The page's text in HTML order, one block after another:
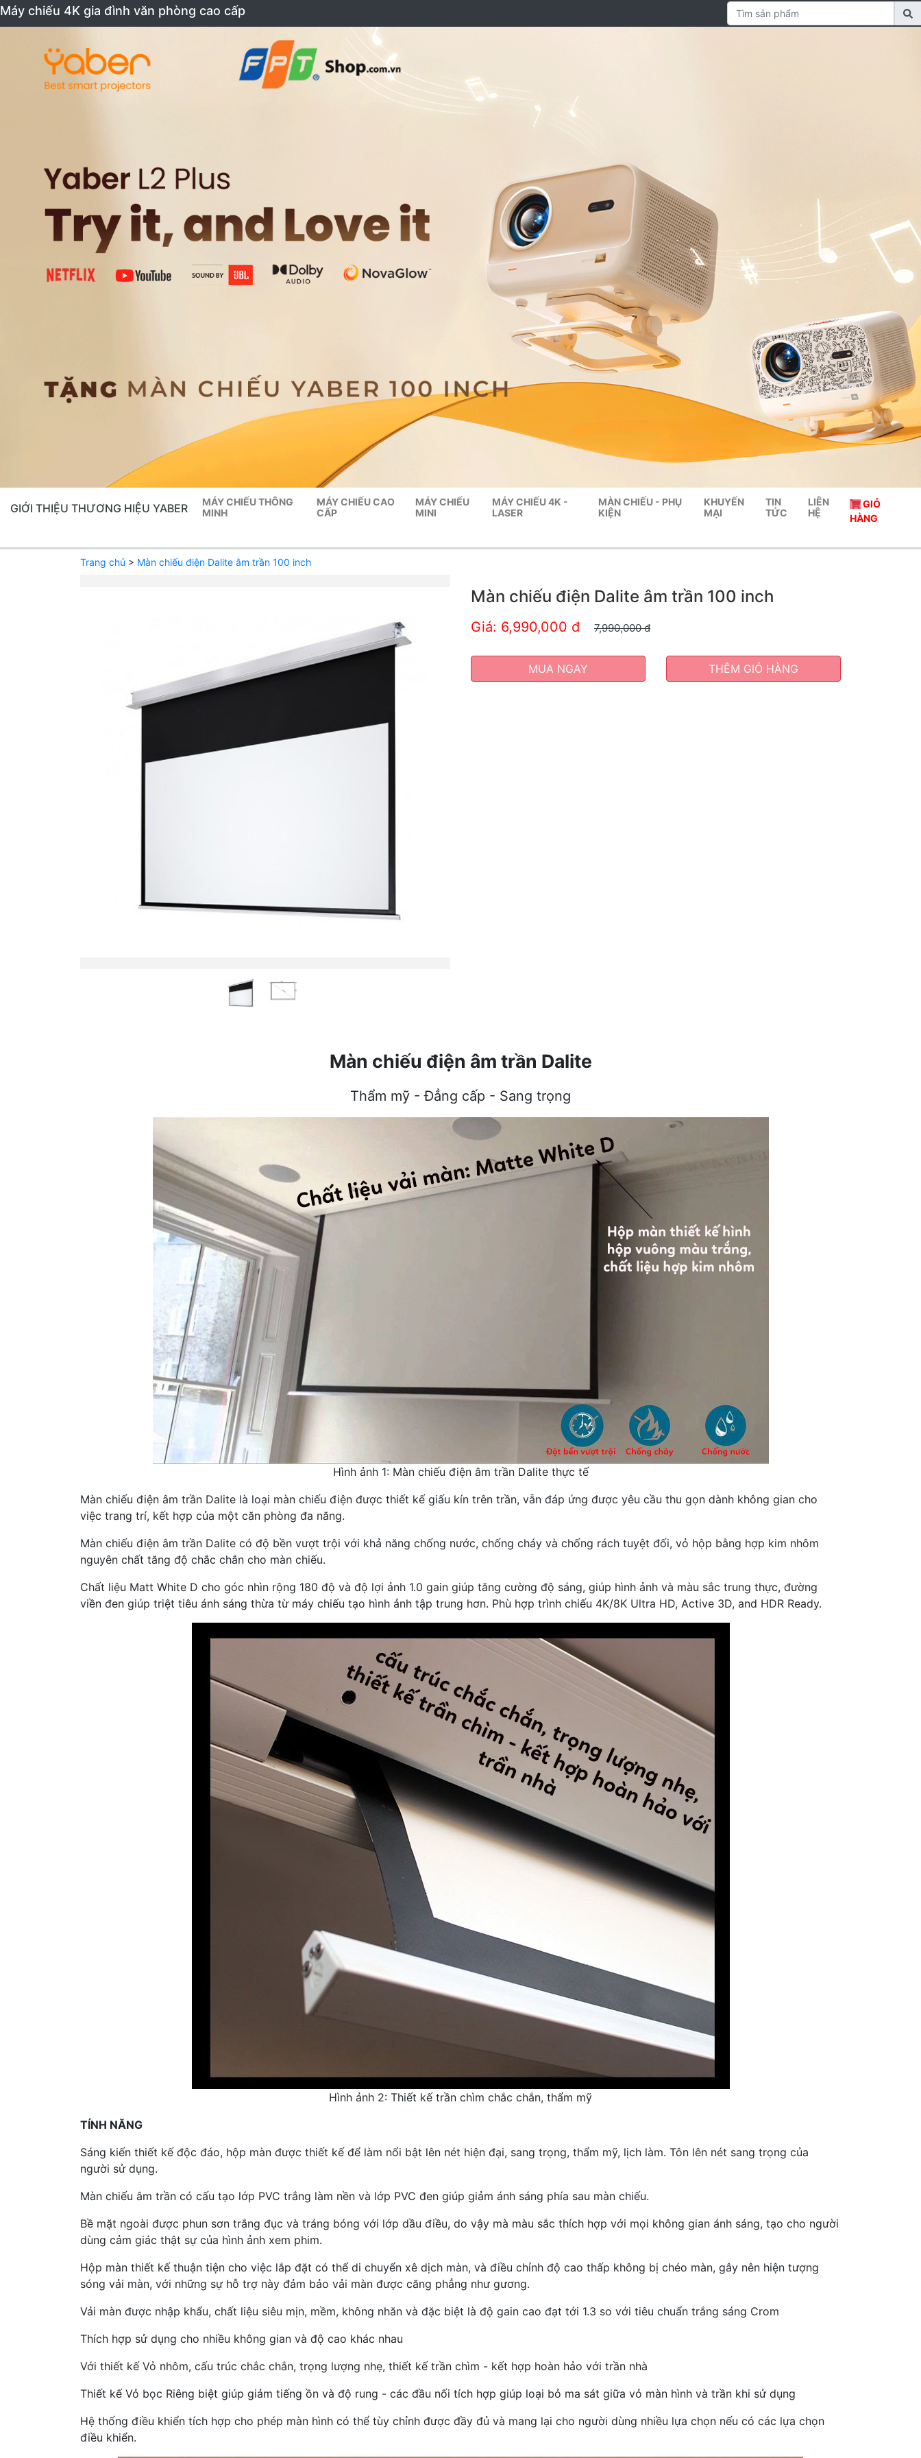
Máy chiếu 4K gia đình văn phòng cao cấp
GIỚI THIỆU THƯƠNG HIỆU YABER
MÁY CHIẾU THÔNG
MINH
MÁY CHIẾU CAO
CẤP
MÁY CHIẾU
MINI
MÁY CHIẾU 4K -
LASER
MÀN CHIẾU - PHỤ
KIỆN
KHUYẾN
MẠI
TIN
TỨC
LIÊN
HỆ
GIỎ
HÀNG
Trang chủ > Màn chiếu điện Dalite âm trần 100 inch
Màn chiếu điện Dalite âm trần 100 inch
Giá: 6,990,000 đ 7,990,000đ
MUA NGAY THÊM GIỎ HÀNG
Màn chiếu điện âm trần Dalite
Thẩm mỹ - Đẳng cấp - Sang trọng
Hình ảnh 1: Màn chiếu điện âm trần Dalite thực tế
Màn chiếu điện âm trần Dalite là loại màn chiếu điện được thiết kế giấu kín trên trần, vẫn đáp ứng được yêu cầu thu gọn dành không gian cho
việc trang trí, kết hợp của một căn phòng đa năng.
Màn chiếu điện âm trần Dalite có độ bền vượt trội với khả năng chống nước, chống cháy và chống rách tuyệt đối, vỏ hộp bằng hợp kim nhôm
nguyên chất tăng độ chắc chắn cho màn chiếu.
Chất liệu Matt White D cho góc nhìn rộng 180 độ và độ lợi ảnh 1.0 gain giúp tăng cường độ sáng, giúp hình ảnh và màu sắc trung thực, đường
viền đen giúp triệt tiêu ánh sáng thừa từ máy chiếu tạo hình ảnh tập trung hơn. Phù hợp trình chiếu 4K/8K Ultra HD, Active 3D, and HDR Ready.
Hình ảnh 2: Thiết kế trần chìm chắc chắn, thẩm mỹ
TÍNH NĂNG
Sáng kiến thiết kế độc đáo, hộp màn được thiết kế để làm nổi bật lên nét hiện đại, sang trọng, thẩm mỹ, lịch làm. Tôn lên nét sang trọng của
người sử dụng.
Màn chiếu âm trần có cấu tạo lớp PVC trắng làm nền và lớp PVC đen giúp giảm ánh sáng phía sau màn chiếu.
Bề mặt ngoài được phun sơn trắng đục và tráng bóng với lớp dầu điều, do vậy mà màu sắc thích hợp với mọi không gian ánh sáng, tạo cho người
dùng cảm giác thật sự của hình ảnh xem phim.
Hộp màn thiết kế thuận tiện cho việc lắp đặt có thể di chuyển xê dịch màn, và điều chỉnh độ cao thấp không bị chéo màn, gây nên hiện tượng
sóng vải màn, với những sự hỗ trợ này đảm bảo vải màn được căng phẳng như gương.
Vải màn được nhập khẩu, chất liệu siêu mịn, mềm, không nhăn và đặc biệt là độ gain cao đạt tới 1.3 so với tiêu chuẩn trắng sáng Crom
Thích hợp sử dụng cho nhiều không gian và độ cao khác nhau
Với thiết kế Vỏ nhôm, cấu trúc chắc chắn, trọng lượng nhẹ, thiết kế trần chìm - kết hợp hoàn hảo với trần nhà
Thiết kế Vỏ bọc Riêng biệt giúp giảm tiếng ồn và độ rung - các đầu nối tích hợp giúp loại bỏ ma sát giữa vỏ màn hình và trần khi sử dụng
Hệ thống điều khiển tích hợp cho phép màn hình có thể tùy chỉnh được đầy đủ và mang lại cho người dùng nhiều lựa chọn nếu có các lựa chọn
điều khiển.